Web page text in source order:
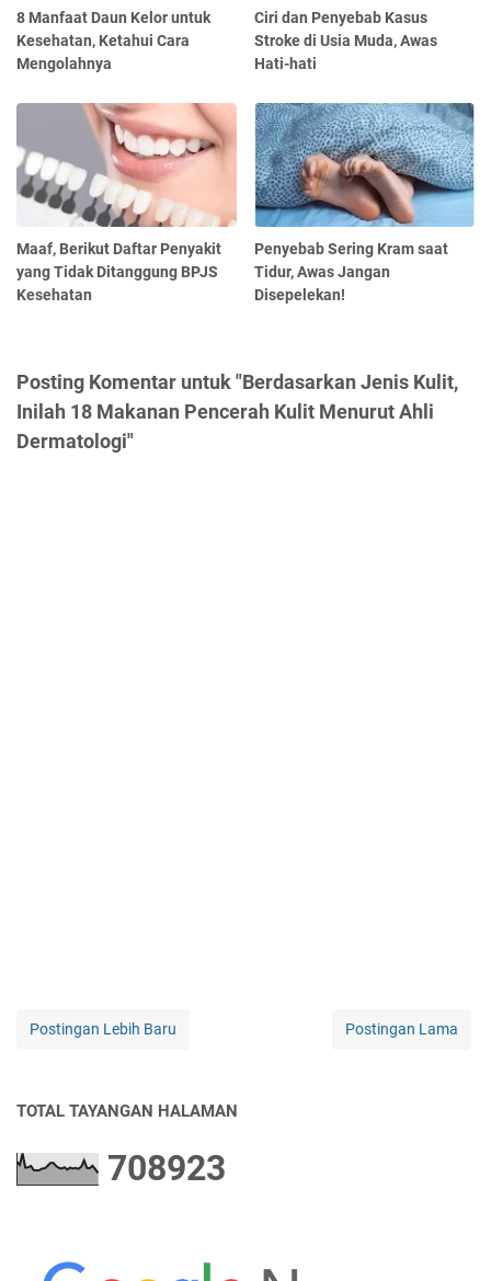
8 Manfaat Daun Kelor untuk
Kesehatan, Ketahui Cara
Mengolahnya
Ciri dan Penyebab Kasus
Stroke di Usia Muda, Awas
Hati-hati
Maaf, Berikut Daftar Penyakit
yang Tidak Ditanggung BPJS
Kesehatan
Penyebab Sering Kram saat
Tidur, Awas Jangan
Disepelekan!
Posting Komentar untuk "Berdasarkan Jenis Kulit,
Inilah 18 Makanan Pencerah Kulit Menurut Ahli
Dermatologi"
Postingan Lebih Baru Postingan Lama
TOTAL TAYANGAN HALAMAN
708923